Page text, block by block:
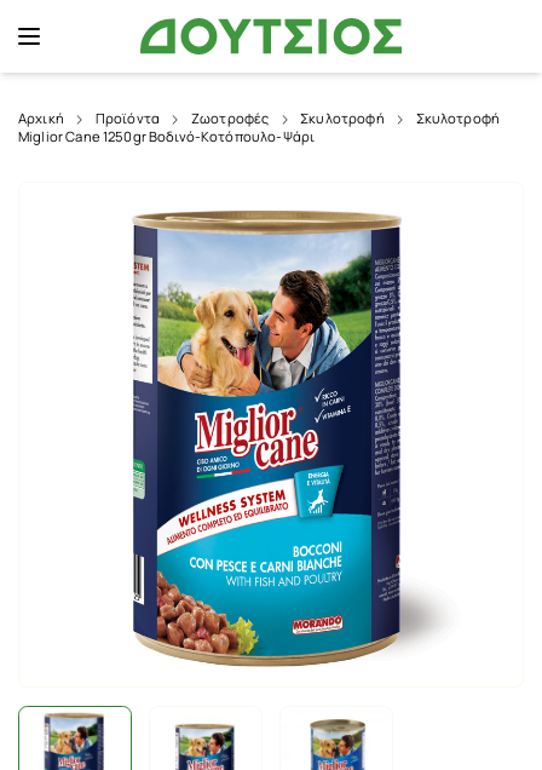
Αρχική Προϊόντα Ζωοτροφές Σκυλοτροφή
Σκυλοτροφή
Miglior Cane 1250gr Βοδινό-Κοτόπουλο-Ψάρι